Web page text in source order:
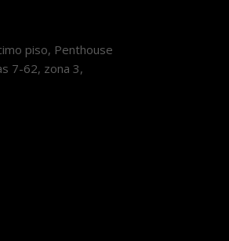
piso, Penthouse
7-62, zona 3,